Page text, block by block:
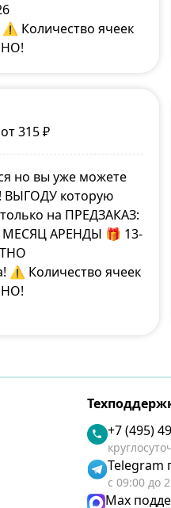
⚠️ Количество ячеек
315 ₽
но вы уже можете
ВЫГОДУ которую
на ПРЕДЗАКАЗ:
АРЕНДЫ 🎁 13-
⚠️ Количество ячеек
+7 (495)
Telegram
с 09:00 до
Max